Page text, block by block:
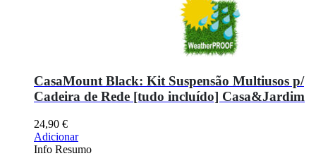
CasaMount Black: Kit Suspensão Multiusos p/
Cadeira de Rede [tudo incluído] Casa&Jardim
24,90 €
Adicionar
Info Resumo